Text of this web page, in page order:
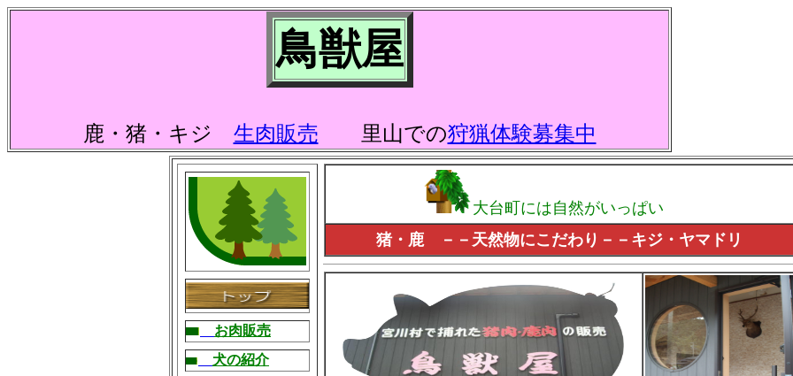
鳥獣屋
鹿・猪・キジ 生肉販売 里山での狩猟体験募集中
お肉販売
犬の紹介
大台町には自然がいっぱい
猪・ 鹿 －－天然物にこだわり－－キジ・ヤマドリ